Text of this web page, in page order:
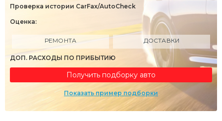
Проверка истории CarFax/AutoCheck
Оценка:
РЕМОНТА ДОСТАВКИ
ДОП. РАСХОДЫ ПО ПРИБЫТИЮ
Получить подборку авто
Показать пример подборки